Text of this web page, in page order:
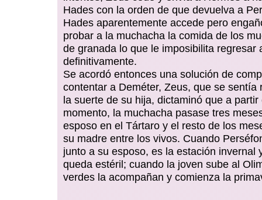
Hades con la orden de que devuelva a
Hades aparentemente accede pero
probar a la muchacha la comida de los
de granada lo que le imposibilita regresar
definitivamente.
Se acordó entonces una solución de
contentar a Deméter, Zeus, que se sentía
la suerte de su hija, dictaminó que a partir
momento, la muchacha pasase tres
esposo en el Tártaro y el resto de los
su madre entre los vivos. Cuando
junto a su esposo, es la estación invernal
queda estéril; cuando la joven sube al
verdes la acompañan y comienza la